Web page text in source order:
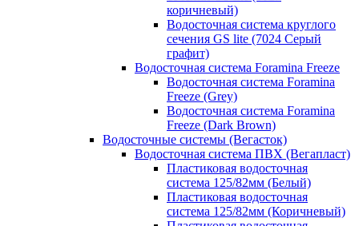
коричневый)
Водосточная система круглого
сечения GS lite (7024 Серый
графит)
Водосточная система Foramina Freeze
Водосточная система Foramina
Freeze (Grey)
Водосточная система Foramina
Freeze (Dark Brown)
Водосточные системы (Вегасток)
Водосточная система ПВХ (Вегапласт)
Пластиковая водосточная
система 125/82мм (Белый)
Пластиковая водосточная
система 125/82мм (Коричневый)